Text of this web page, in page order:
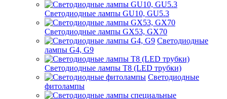
Светодиодные лампы GU10, GU5.3
Светодиодные лампы GX53, GX70
Светодиодные
лампы G4, G9
Светодиодные лампы Т8 (LED трубки)
Светодиодные
фитолампы